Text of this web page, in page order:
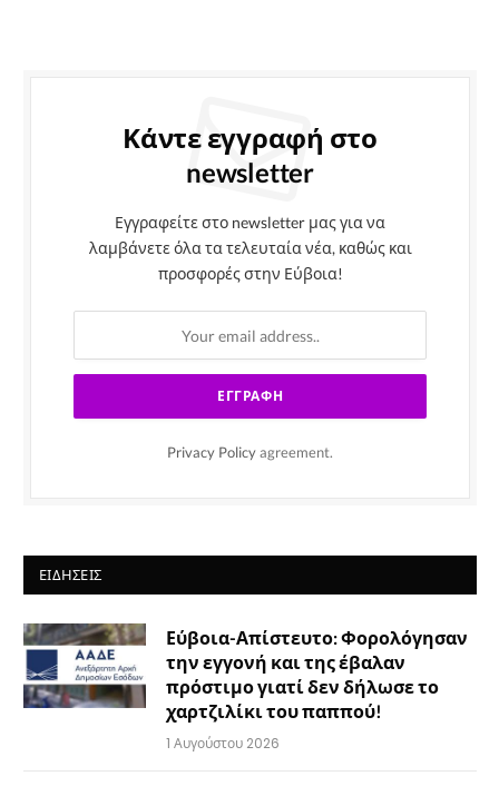
Κάντε εγγραφή στο
newsletter
Εγγραφείτε στο newsletter μας για να
λαμβάνετε όλα τα τελευταία νέα, καθώς και
προσφορές στην Εύβοια!
Privacy Policy agreement.
ΕΙΔΉΣΕΙΣ
Εύβοια-Απίστευτο: Φορολόγησαν
την εγγονή και της έβαλαν
πρόστιμο γιατί δεν δήλωσε το
χαρτζιλίκι του παππού!
1 Αυγούστου 2026